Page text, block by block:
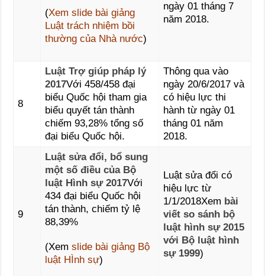
(Xem slide bài giảng
Luật trách nhiệm bồi
thường của Nhà nước)
ngày 01 tháng 7
năm 2018.
8
Luật Trợ giúp pháp lý
2017Với 458/458 đại
biểu Quốc hội tham gia
biểu quyết tán thành
chiếm 93,28% tổng số
đại biểu Quốc hội.
Thông qua vào
ngày 20/6/2017 và
có hiệu lực thi
hành từ ngày 01
tháng 01 năm
2018.
9
Luật sửa đổi, bổ sung
một số điều của Bộ
luật Hình sự 2017Với
434 đại biểu Quốc hội
tán thành, chiếm tỷ lệ
88,39%
(Xemslide bài giảng Bộ
luật HÌnh sự)
Luật sửa đổi có
hiệu lực từ
1/1/2018Xem bài
viết so sánh bộ
luật hình sự 2015
với Bộ luật hình
sự 1999)